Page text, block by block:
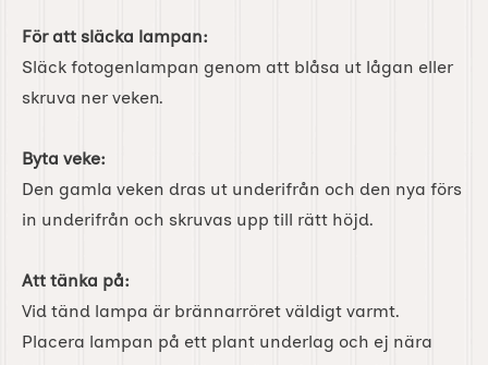
För att släcka lampan:
Släck fotogenlampan genom att blåsa ut lågan eller
skruva ner veken.
Byta veke:
Den gamla veken dras ut underifrån och den nya förs
in underifrån och skruvas upp till rätt höjd.
Att tänka på:
Vid tänd lampa är brännarröret väldigt varmt.
Placera lampan på ett plant underlag och ej nära